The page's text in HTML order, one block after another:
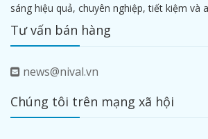
sáng hiệu quả, chuyên nghiệp, tiết kiệm và
Tư vấn bán hàng
news@nival.vn
Chúng tôi trên mạng xã hội